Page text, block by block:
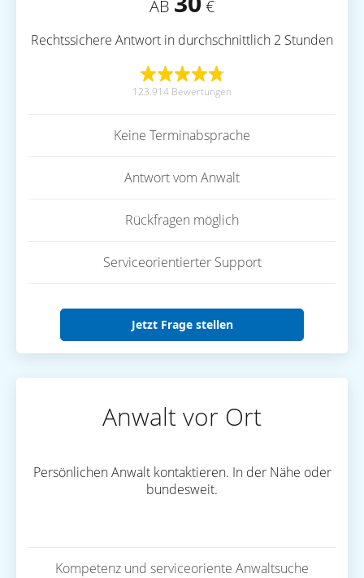
AB €
Rechtssichere Antwort in durchschnittlich 2 Stunden
123.914 Bewertungen
Keine Terminabsprache
Antwort vom Anwalt
Rückfragen möglich
Serviceorientierter Support
Jetzt Frage stellen
Anwalt vor Ort
Persönlichen Anwalt kontaktieren. In der Nähe oder
bundesweit.
Kompetenz und serviceoriente Anwaltsuche